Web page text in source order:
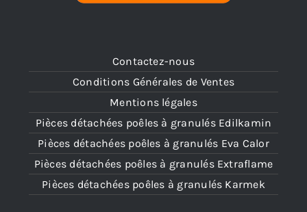
Contactez-nous
Conditions Générales de Ventes
Mentions légales
Pièces détachées poêles à granulés Edilkamin
Pièces détachées poêles à granulés Eva Calor
Pièces détachées poêles à granulés Extraflame
Pièces détachées poêles à granulés Karmek